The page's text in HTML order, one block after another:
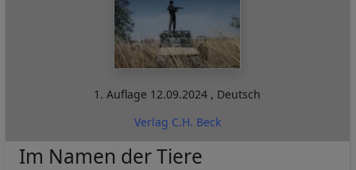
1. Auflage 12.09.2024 , Deutsch
Verlag C.H. Beck
Im Namen der Tiere